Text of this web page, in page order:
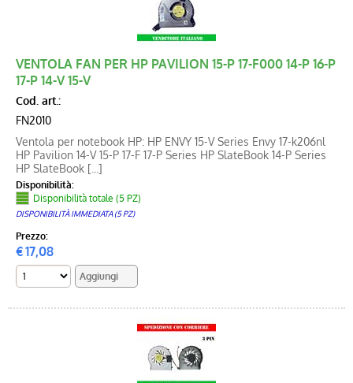
VENTOLA FAN PER HP PAVILION 15-P 17-F000 14-P 16-P
17-P 14-V 15-V
Cod. art.:
FN2010
Ventola per notebook HP: HP ENVY 15-V Series Envy 17-k206nl
HP Pavilion 14-V 15-P 17-F 17-P Series HP SlateBook 14-P Series
HP SlateBook [...]
Disponibilità:
Disponibilità totale (5 PZ)
DISPONIBILITÀ IMMEDIATA (5 PZ)
Prezzo:
€17,08